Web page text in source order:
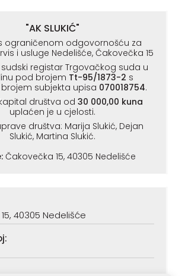
"AK SLUKIĆ"
ograničenom odgovornošću za
i usluge Nedelišće, Čakovečka 15
registar Trgovačkog suda u
pod brojem Tt-95/1873-2 s
subjekta upisa 070018754.
društva od 30 000,00 kuna
uplaćen je u cjelosti.
društva: Marija Slukić, Dejan
Slukić, Martina Slukić.
Čakovečka 15, 40305 Nedelišće
40305 Nedelišće